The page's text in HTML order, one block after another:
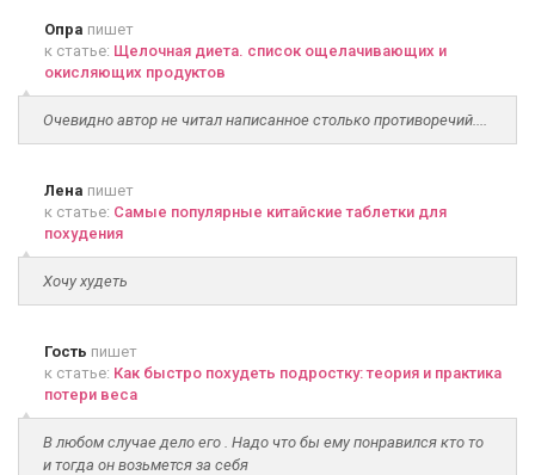
Опра пишет
к статье: Щелочная диета. список ощелачивающих и
окисляющих продуктов
Очевидно автор не читал написанное столько противоречий....
Лена пишет
к статье: Самые популярные китайские таблетки для
похудения
Хочу худеть
Гость пишет
к статье: Как быстро похудеть подростку: теория и практика
потери веса
В любом случае дело его . Надо что бы ему понравился кто то
и тогда он возьмется за себя